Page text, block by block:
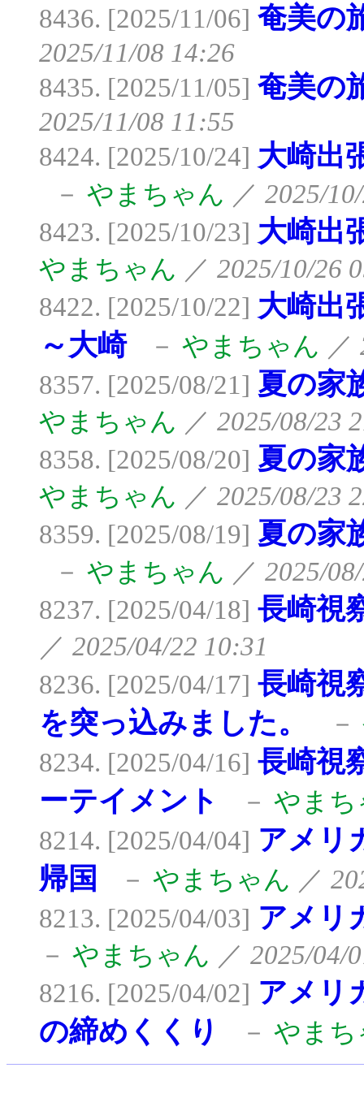
8436. [2025/11/06] 奄美の
2025/11/08 14:26
8435. [2025/11/05] 奄美の
2025/11/08 11:55
8424. [2025/10/24] 大崎出
－ やまちゃん ／ 2025/
8423. [2025/10/23] 大崎
やまちゃん ／ 2025/10/26
8422. [2025/10/22] 大崎出
～大崎
－ やまちゃん ／
8357. [2025/08/21] 夏の家
やまちゃん ／ 2025/08/23
8358. [2025/08/20] 夏の家
やまちゃん ／ 2025/08/23
8359. [2025/08/19] 夏の家
－ やまちゃん ／ 2025/
8237. [2025/04/18] 長崎視
／ 2025/04/22 10:31
8236. [2025/04/17] 長崎視
を突っ込みました。
－
8234. [2025/04/16] 長崎視
ーテイメント
－ やまち
8214. [2025/04/04] アメ
帰国
－ やまちゃん ／
8213. [2025/04/03] アメ
－ やまちゃん ／ 2025/04/
8216. [2025/04/02] アメ
の締めくくり
－ やまち